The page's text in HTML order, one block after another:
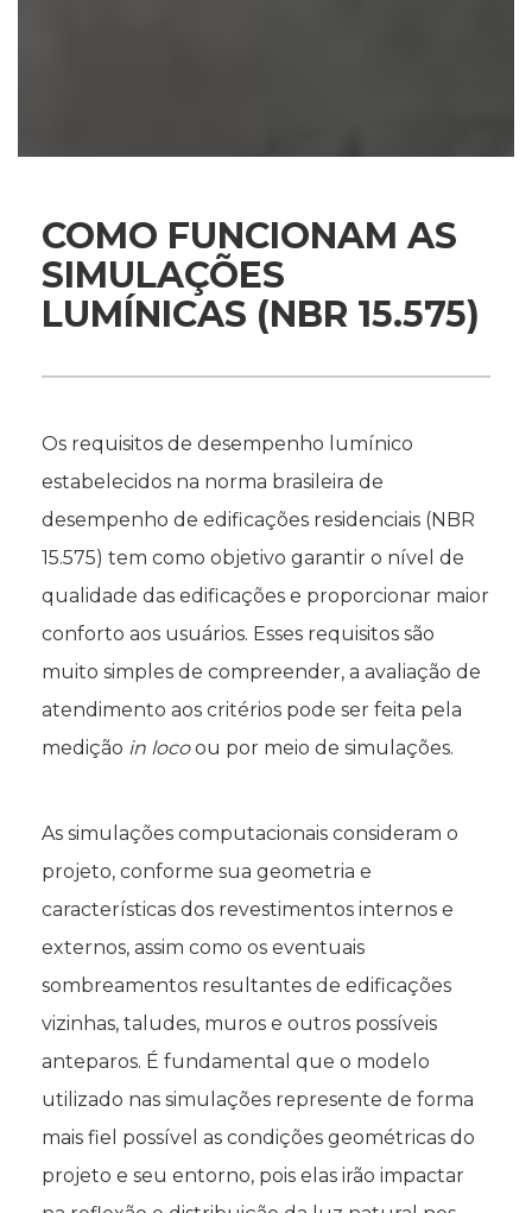
COMO FUNCIONAM AS
SIMULAÇÕES
LUMÍNICAS (NBR 15.575)
Os requisitos de desempenho lumínico
estabelecidos na norma brasileira de
desempenho de edificações residenciais (NBR
15.575) tem como objetivo garantir o nível de
qualidade das edificações e proporcionar maior
conforto aos usuários. Esses requisitos são
muito simples de compreender, a avaliação de
atendimento aos critérios pode ser feita pela
medição in locoou por meio de simulações.
As simulações computacionais consideram o
projeto, conforme sua geometria e
características dos revestimentos internos e
externos, assim como os eventuais
sombreamentos resultantes de edificações
vizinhas, taludes, muros e outros possíveis
anteparos. É fundamental que o modelo
utilizado nas simulações represente de forma
mais fiel possível as condições geométricas do
projeto e seu entorno, pois elas irão impactar